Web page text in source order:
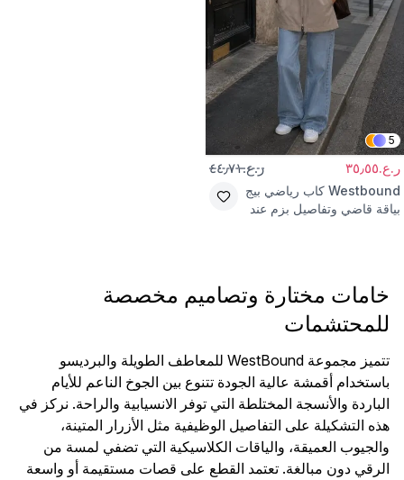
5
ر.ع.٣٥٫٥٥ ر.ع.٤٤٫٧١
Westbound كاب رياضي بيج
بياقة قاضي وتفاصيل بزم عند
خامات مختارة وتصاميم مخصصة
للمحتشمات
تتميز مجموعة WestBound للمعاطف الطويلة والبرديسو
باستخدام أقمشة عالية الجودة تتنوع بين الجوخ الناعم للأيام
الباردة والأنسجة المختلطة التي توفر الانسيابية والراحة. نركز في
هذه التشكيلة على التفاصيل الوظيفية مثل الأزرار المتينة،
والجيوب العميقة، والياقات الكلاسيكية التي تضفي لمسة من
الرقي دون مبالغة. تعتمد القطع على قصات مستقيمة أو واسعة